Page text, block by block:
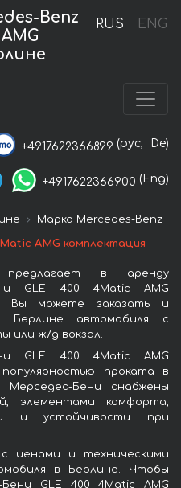
RUS ENG
Benz
+4917622366899 (рус, De)
+4917622366900 (Eng)
Марка Mercedes-Benz
AMG комплектация
предлагает в аренду
GLE 400 4Matic AMG
Вы можете заказать и
Берлине автомобиля с
или ж/д вокзал.
GLE 400 4Matic AMG
проката в
Бенц снабжены
элементами комфорта,
и устойчивости при
ценами и техническими
в Берлине. Чтобы
GLE 400 4Matic AMG